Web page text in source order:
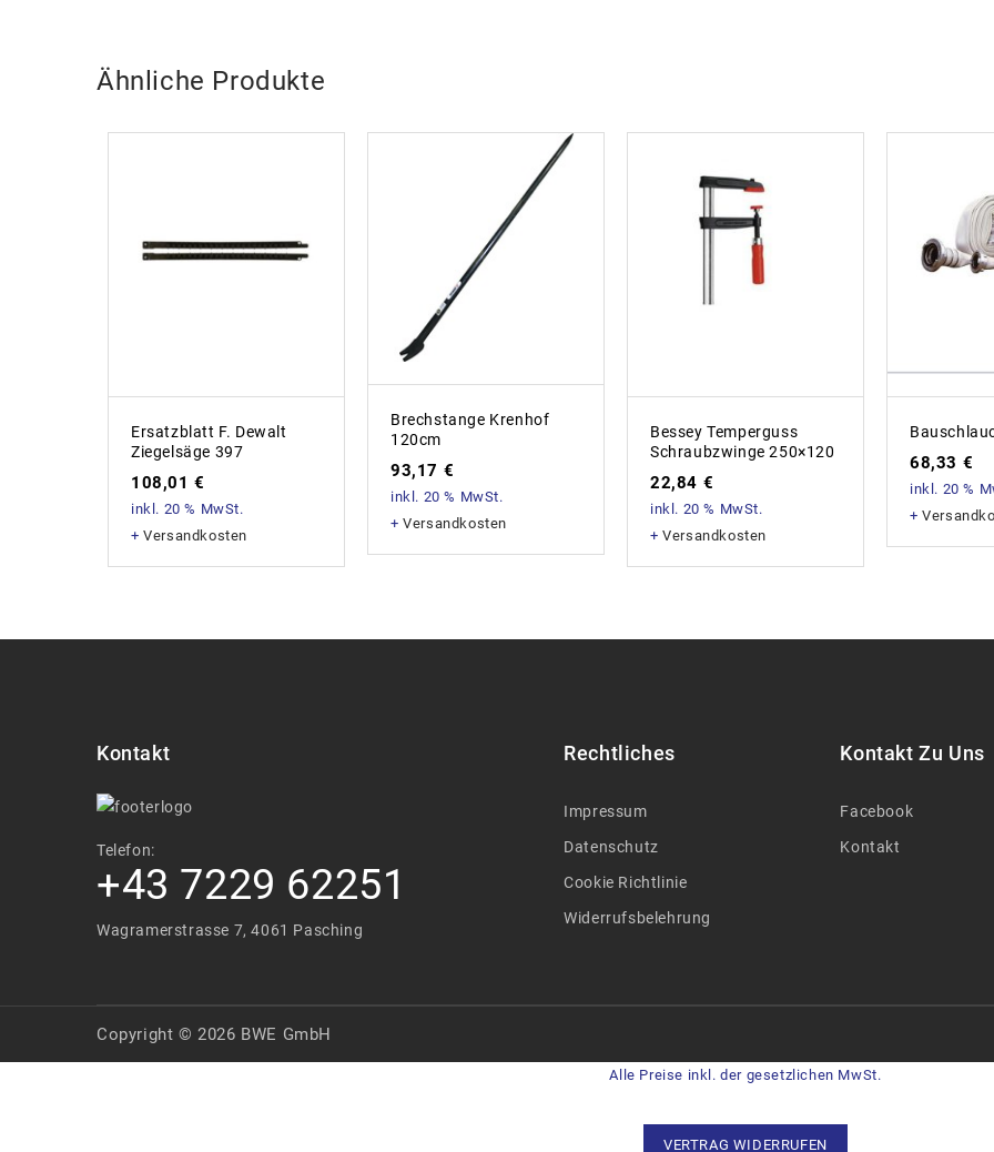
Ähnliche Produkte
Ersatzblatt F. Dewalt
Ziegelsäge 397
108,01€
inkl. 20 % MwSt.
+Versandkosten
Brechstange Krenhof
120cm
93,17 €
inkl. 20 % MwSt.
+Versandkosten
Bessey Temperguss
Schraubzwinge 250×120
22,84 €
inkl. 20 % MwSt.
+Versandkosten
68,33 €
inkl. 20 %
+
Kontakt
Telefon:
+43 7229 62251
Wagramerstrasse 7, 4061 Pasching
Rechtliches
Impressum
Datenschutz
Cookie Richtlinie
Widerrufsbelehrung
Kontakt Zu Uns
Facebook
Kontakt
Copyright © 2026 BWE GmbH
Alle Preise inkl. der gesetzlichen MwSt.
VERTRAG WIDERRUFEN